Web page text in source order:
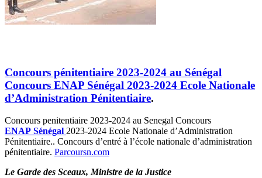
Concours pénitentiaire 2023-2024 au Sénégal
Concours ENAP Sénégal 2023-2024 Ecole Nationale
d’Administration Pénitentiaire.
Concours penitentiaire 2023-2024 au Senegal Concours
ENAP Sénégal 2023-2024 Ecole Nationale d’Administration
Pénitentiaire.. Concours d’entré à l’école nationale d’administration
pénitentiaire. Parcoursn.com
Le Garde des Sceaux, Ministre de la Justice